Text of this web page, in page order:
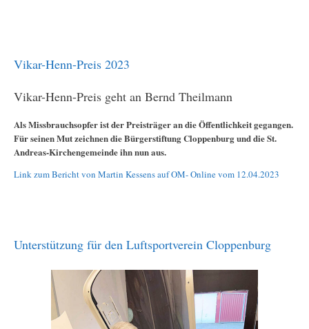
Vikar-Henn-Preis 2023
Vikar-Henn-Preis geht an Bernd Theilmann
Als Missbrauchsopfer ist der Preisträger an die Öffentlichkeit gegangen.
Für seinen Mut zeichnen die Bürgerstiftung Cloppenburg und die St.
Andreas-Kirchengemeinde ihn nun aus.
Link zum Bericht von Martin Kessens auf OM- Online vom 12.04.2023
Unterstützung für den Luftsportverein Cloppenburg